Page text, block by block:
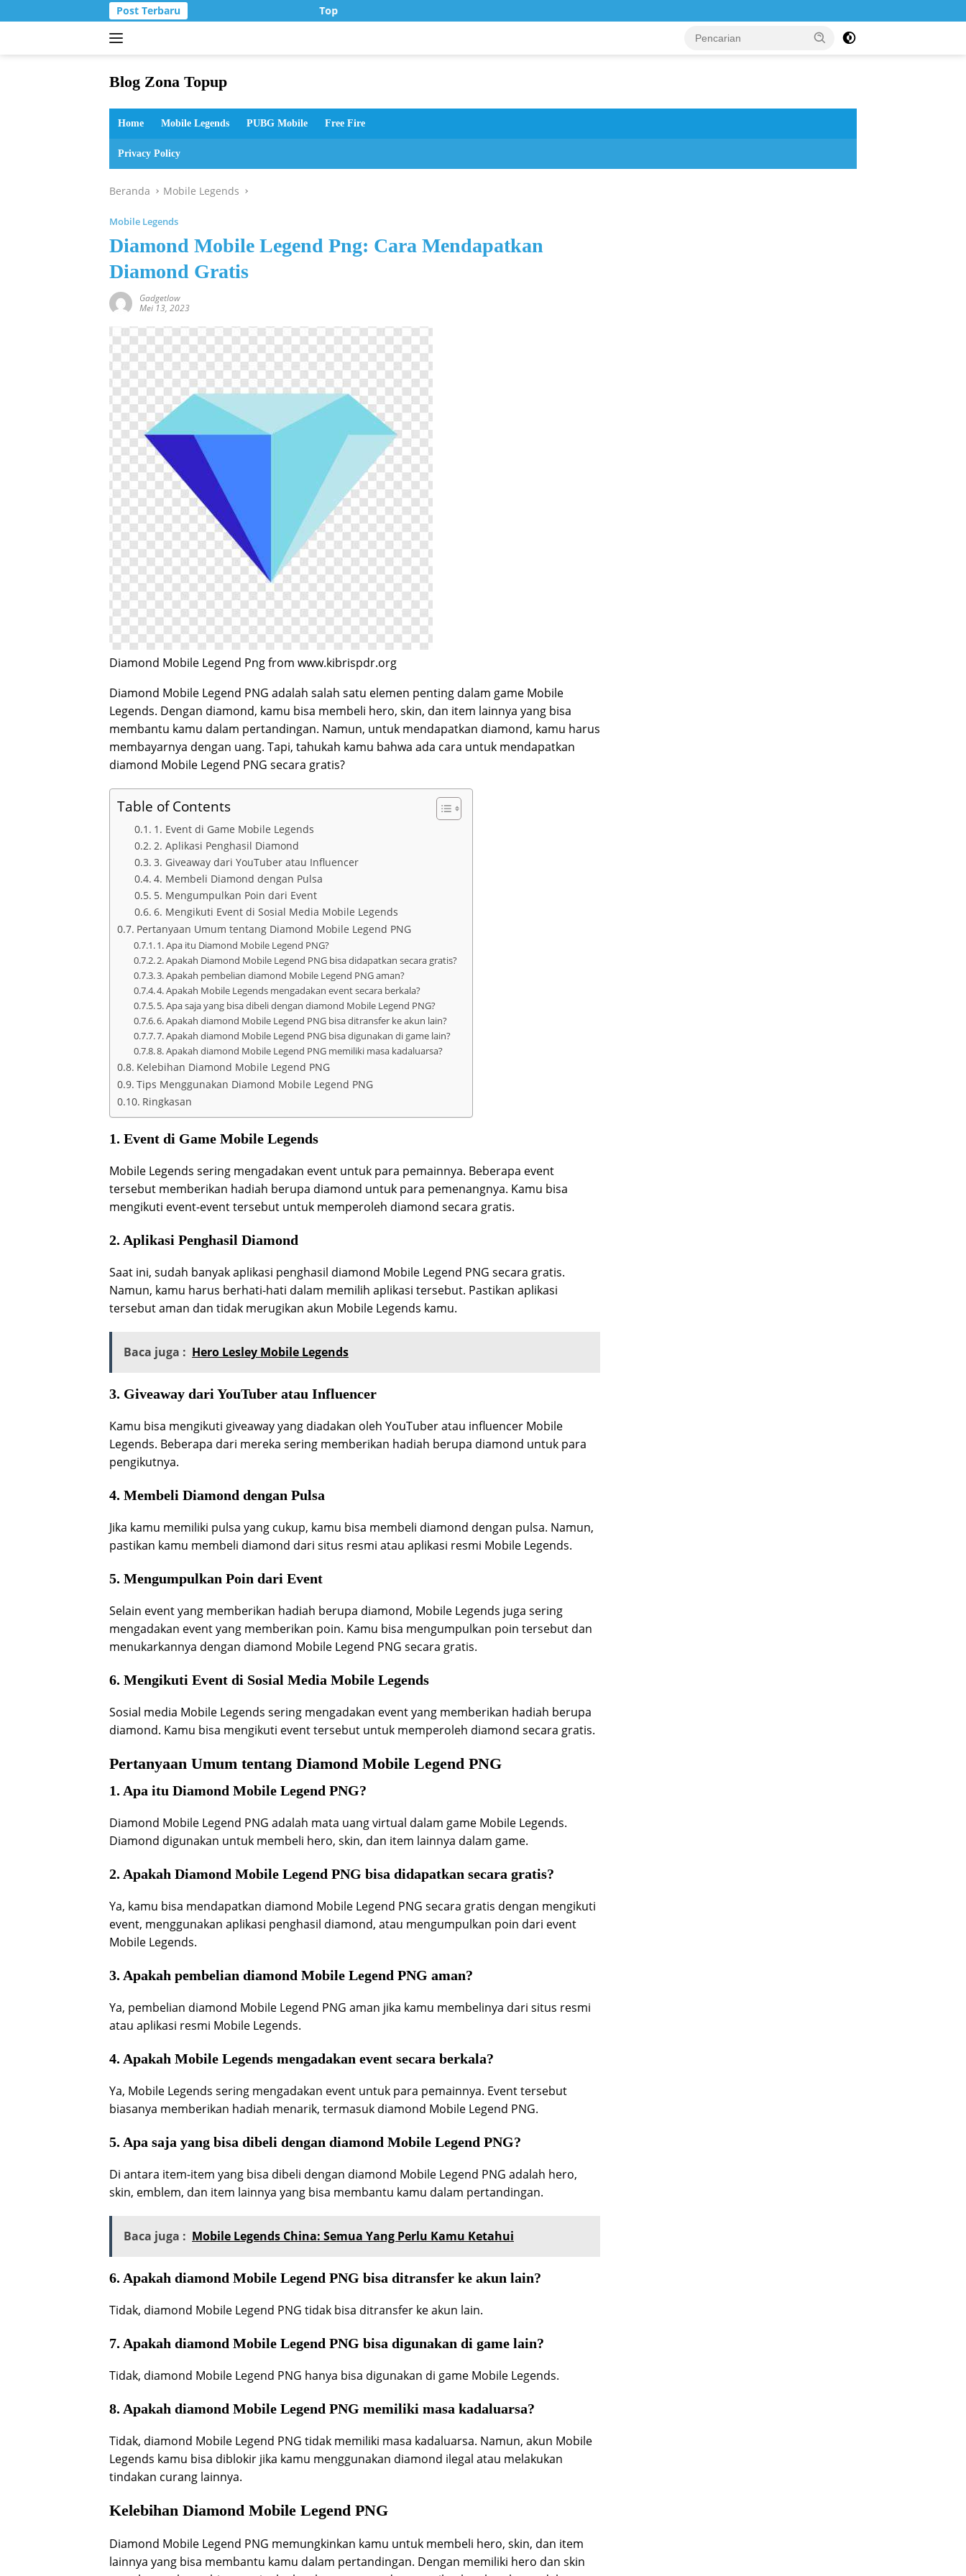
ke
Post Terbaru Top Up Murah di Zona Topup
Blog Zona Topup
dan
bermain
Home Mobile Legends PUBG Mobile Free Fire
Privacy Policy
Beranda Mobile Legends
Mobile Legends
Diamond Mobile Legend Png: Cara Mendapatkan
Diamond Gratis
Gadgetlow
Mei 13, 2023
Diamond Mobile Legend Png from www.kibrispdr.org
Diamond Mobile Legend PNG adalah salah satu elemen penting dalam game Mobile
Legends. Dengan diamond, kamu bisa membeli hero, skin, dan item lainnya yang bisa
membantu kamu dalam pertandingan. Namun, untuk mendapatkan diamond, kamu harus
membayarnya dengan uang. Tapi, tahukah kamu bahwa ada cara untuk mendapatkan
diamond Mobile Legend PNG secara gratis?
Table of Contents
1. Event di Game Mobile Legends
2. Aplikasi Penghasil Diamond
3. Giveaway dari YouTuber atau Influencer
4. Membeli Diamond dengan Pulsa
5. Mengumpulkan Poin dari Event
6. Mengikuti Event di Sosial Media Mobile Legends
Pertanyaan Umum tentang Diamond Mobile Legend PNG
1. Apa itu Diamond Mobile Legend PNG?
2. Apakah Diamond Mobile Legend PNG bisa didapatkan secara gratis?
3. Apakah pembelian diamond Mobile Legend PNG aman?
4. Apakah Mobile Legends mengadakan event secara berkala?
5. Apa saja yang bisa dibeli dengan diamond Mobile Legend PNG?
6. Apakah diamond Mobile Legend PNG bisa ditransfer ke akun lain?
7. Apakah diamond Mobile Legend PNG bisa digunakan di game lain?
8. Apakah diamond Mobile Legend PNG memiliki masa kadaluarsa?
Kelebihan Diamond Mobile Legend PNG
Tips Menggunakan Diamond Mobile Legend PNG
Ringkasan
1. Event di Game Mobile Legends
Mobile Legends sering mengadakan event untuk para pemainnya. Beberapa event
tersebut memberikan hadiah berupa diamond untuk para pemenangnya. Kamu bisa
mengikuti event-event tersebut untuk memperoleh diamond secara gratis.
2. Aplikasi Penghasil Diamond
Saat ini, sudah banyak aplikasi penghasil diamond Mobile Legend PNG secara gratis.
Namun, kamu harus berhati-hati dalam memilih aplikasi tersebut. Pastikan aplikasi
tersebut aman dan tidak merugikan akun Mobile Legends kamu.
Baca juga : Hero Lesley Mobile Legends
3. Giveaway dari YouTuber atau Influencer
Kamu bisa mengikuti giveaway yang diadakan oleh YouTuber atau influencer Mobile
Legends. Beberapa dari mereka sering memberikan hadiah berupa diamond untuk para
pengikutnya.
4. Membeli Diamond dengan Pulsa
Jika kamu memiliki pulsa yang cukup, kamu bisa membeli diamond dengan pulsa. Namun,
pastikan kamu membeli diamond dari situs resmi atau aplikasi resmi Mobile Legends.
5. Mengumpulkan Poin dari Event
Selain event yang memberikan hadiah berupa diamond, Mobile Legends juga sering
mengadakan event yang memberikan poin. Kamu bisa mengumpulkan poin tersebut dan
menukarkannya dengan diamond Mobile Legend PNG secara gratis.
6. Mengikuti Event di Sosial Media Mobile Legends
Sosial media Mobile Legends sering mengadakan event yang memberikan hadiah berupa
diamond. Kamu bisa mengikuti event tersebut untuk memperoleh diamond secara gratis.
Pertanyaan Umum tentang Diamond Mobile Legend PNG
1. Apa itu Diamond Mobile Legend PNG?
Diamond Mobile Legend PNG adalah mata uang virtual dalam game Mobile Legends.
Diamond digunakan untuk membeli hero, skin, dan item lainnya dalam game.
2. Apakah Diamond Mobile Legend PNG bisa didapatkan secara gratis?
Ya, kamu bisa mendapatkan diamond Mobile Legend PNG secara gratis dengan mengikuti
event, menggunakan aplikasi penghasil diamond, atau mengumpulkan poin dari event
Mobile Legends.
3. Apakah pembelian diamond Mobile Legend PNG aman?
Ya, pembelian diamond Mobile Legend PNG aman jika kamu membelinya dari situs resmi
atau aplikasi resmi Mobile Legends.
4. Apakah Mobile Legends mengadakan event secara berkala?
Ya, Mobile Legends sering mengadakan event untuk para pemainnya. Event tersebut
biasanya memberikan hadiah menarik, termasuk diamond Mobile Legend PNG.
5. Apa saja yang bisa dibeli dengan diamond Mobile Legend PNG?
Di antara item-item yang bisa dibeli dengan diamond Mobile Legend PNG adalah hero,
skin, emblem, dan item lainnya yang bisa membantu kamu dalam pertandingan.
Baca juga : Mobile Legends China: Semua Yang Perlu Kamu Ketahui
6. Apakah diamond Mobile Legend PNG bisa ditransfer ke akun lain?
Tidak, diamond Mobile Legend PNG tidak bisa ditransfer ke akun lain.
7. Apakah diamond Mobile Legend PNG bisa digunakan di game lain?
Tidak, diamond Mobile Legend PNG hanya bisa digunakan di game Mobile Legends.
8. Apakah diamond Mobile Legend PNG memiliki masa kadaluarsa?
Tidak, diamond Mobile Legend PNG tidak memiliki masa kadaluarsa. Namun, akun Mobile
Legends kamu bisa diblokir jika kamu menggunakan diamond ilegal atau melakukan
tindakan curang lainnya.
Kelebihan Diamond Mobile Legend PNG
Diamond Mobile Legend PNG memungkinkan kamu untuk membeli hero, skin, dan item
lainnya yang bisa membantu kamu dalam pertandingan. Dengan memiliki hero dan skin